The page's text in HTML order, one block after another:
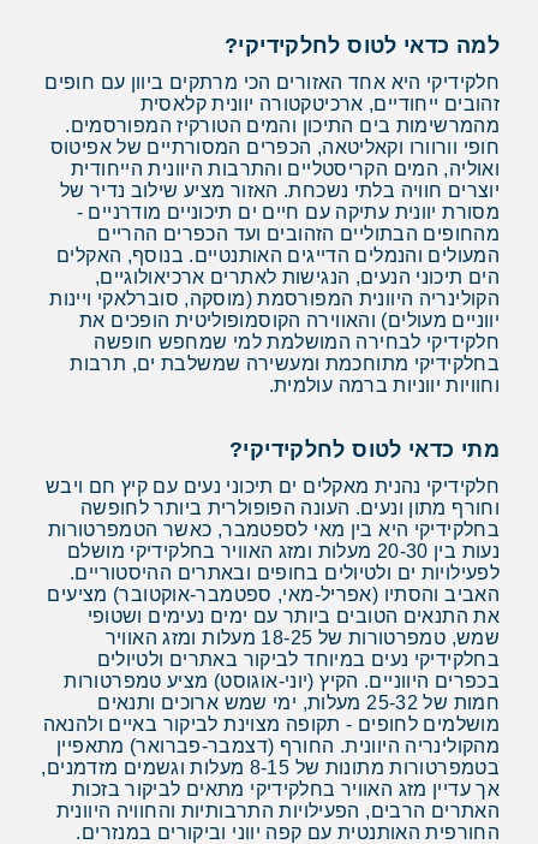
למה כדאי לטוס לחלקידיקי?
חלקידיקי היא אחד האזורים הכי מרתקים ביוון עם חופים
זהובים ייחודיים, ארכיטקטורה יוונית קלאסית
מהמרשימות בים התיכון והמים הטורקיז המפורסמים.
חופי וורוורו וקאליטאה, הכפרים המסורתיים של אפיטוס
ואוליה, המים הקריסטליים והתרבות היוונית הייחודית
יוצרים חוויה בלתי נשכחת. האזור מציע שילוב נדיר של
מסורת יוונית עתיקה עם חיים ים תיכוניים מודרניים -
מהחופים הבתוליים הזהובים ועד הכפרים ההריים
המעולים והנמלים הדייגים האותנטיים. בנוסף, האקלים
הים תיכוני הנעים, הנגישות לאתרים ארכיאולוגיים,
הקולינריה היוונית המפורסמת (מוסקה, סוברלאקי ויינות
יווניים מעולים) והאווירה הקוסמופוליטית הופכים את
חלקידיקי לבחירה המושלמת למי שמחפש חופשה
בחלקידיקי מתוחכמת ומעשירה שמשלבת ים, תרבות
וחוויות יווניות ברמה עולמית.
מתי כדאי לטוס לחלקידיקי?
חלקידיקי נהנית מאקלים ים תיכוני נעים עם קיץ חם ויבש
וחורף מתון ונעים. העונה הפופולרית ביותר לחופשה
בחלקידיקי היא בין מאי לספטמבר, כאשר הטמפרטורות
נעות בין 20-30 מעלות ומזג האוויר בחלקידיקי מושלם
לפעילויות ים ולטיולים בחופים ובאתרים ההיסטוריים.
האביב והסתיו (אפריל-מאי, ספטמבר-אוקטובר) מציעים
את התנאים הטובים ביותר עם ימים נעימים ושטופי
שמש, טמפרטורות של 18-25 מעלות ומזג האוויר
בחלקידיקי נעים במיוחד לביקור באתרים ולטיולים
בכפרים היווניים. הקיץ (יוני-אוגוסט) מציע טמפרטורות
חמות של 25-32 מעלות, ימי שמש ארוכים ותנאים
מושלמים לחופים - תקופה מצוינת לביקור באיים ולהנאה
מהקולינריה היוונית. החורף (דצמבר-פברואר) מתאפיין
בטמפרטורות מתונות של 8-15 מעלות וגשמים מזדמנים,
אך עדיין מזג האוויר בחלקידיקי מתאים לביקור בזכות
האתרים הרבים, הפעילויות התרבותיות והחוויה היוונית
החורפית האותנטית עם קפה יווני וביקורים במנזרים.